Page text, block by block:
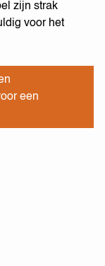
zijn strak
voor het
een